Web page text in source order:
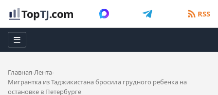
TopTJ.com RSS
☰
Главная Лента
Мигрантка из Таджикистана бросила грудного ребенка на
остановке в Петербурге